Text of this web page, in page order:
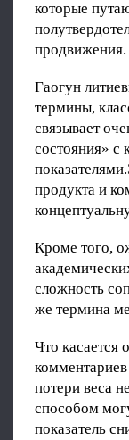
которые
продвижения.
Гаогун
термины,
связывает
состояния» с
продукта и
Кроме того,
сложность
же термина
Что касается
потери веса
способом
показатель